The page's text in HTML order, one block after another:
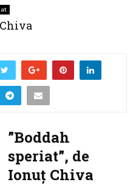
”Boddah
speriat”, de
Ionuț Chiva